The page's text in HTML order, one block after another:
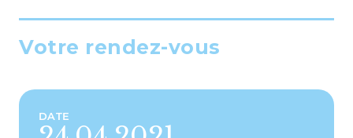
Votre rendez-vous
DATE